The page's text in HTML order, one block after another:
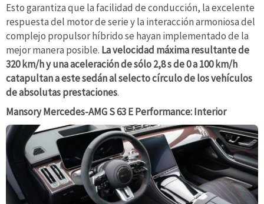
Esto garantiza que la facilidad de conducción, la excelente
respuesta del motor de serie y la interacción armoniosa del
complejo propulsor híbrido se hayan implementado de la
mejor manera posible. La velocidad máxima resultante de
320 km/h y una aceleración de sólo 2,8 s de 0 a 100 km/h
catapultan a este sedán al selecto círculo de los vehículos
de absolutas prestaciones.
Mansory Mercedes-AMG S 63 E Performance: Interior